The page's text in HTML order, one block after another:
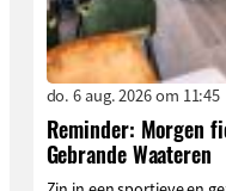
do. 6 aug. 2026 om 11:45
Reminder: Morgen
Gebrande Waateren